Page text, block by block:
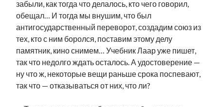
забыли, как тогда что делалось, кто чего говорил,
обещал… И тогда мы внушим, что был
антигосударственный переворот, создадим союз из
тех, кто с ним боролся, поставим этому делу
памятник, кино снимем… Учебник Лаар уже пишет,
так что недолго ждать осталось. А удостоверение —
ну что ж, некоторые вещи раньше срока поспевают,
так что — отказываться от них, что ли?